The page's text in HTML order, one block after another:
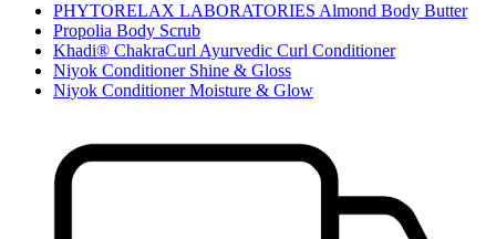
PHYTORELAX LABORATORIES Almond Body Butter
Propolia Body Scrub
Khadi® ChakraCurl Ayurvedic Curl Conditioner
Niyok Conditioner Shine & Gloss
Niyok Conditioner Moisture & Glow